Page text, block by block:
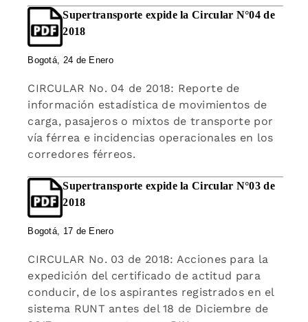
Supertransporte expide la Circular N°04 de
2018
Bogotá, 24 de Enero
CIRCULAR No. 04 de 2018: Reporte de
información estadística de movimientos de
carga, pasajeros o mixtos de transporte por
vía férrea e incidencias operacionales en los
corredores férreos.
Supertransporte expide la Circular N°03 de
2018
Bogotá, 17 de Enero
CIRCULAR No. 03 de 2018: Acciones para la
expedición del certificado de actitud para
conducir, de los aspirantes registrados en el
sistema RUNT antes del 18 de Diciembre de